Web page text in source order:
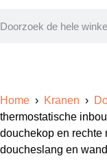
Home › Kranen ›
thermostatische
douchekop en rechte
doucheslang en